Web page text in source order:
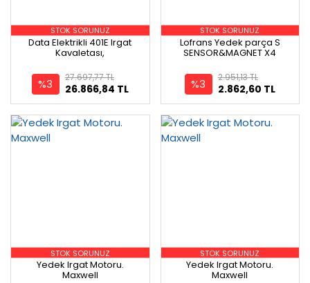
STOK SORUNUZ
Data Elektrikli 401E Irgat
Kavaletası,
%3 26.866,84 TL
27.697,77 TL
STOK SORUNUZ
Lofrans Yedek parça S
SENSOR&MAGNET X4
%3 2.862,60 TL
2.951,13 TL
STOK SORUNUZ
Yedek Irgat Motoru.
Maxwell
STOK SORUNUZ
Yedek Irgat Motoru.
Maxwell